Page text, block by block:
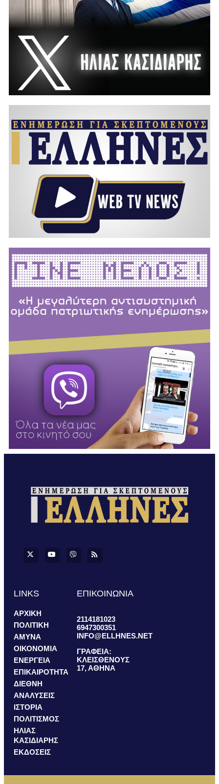
LINKS
ΑΡΧΙΚΗ
ΠΟΛΙΤΙΚΗ
ΑΜΥΝΑ
ΟΙΚΟΝΟΜΙΑ
ΕΝΕΡΓΕΙΑ
ΕΠΙΚΑΙΡΟΤΗΤΑ
ΔΙΕΘΝΗ
ΑΝΑΛΥΣΕΙΣ
ΙΣΤΟΡΙΑ
ΠΟΛΙΤΙΣΜΟΣ
ΗΛΙΑΣ
ΚΑΣΙΔΙΑΡΗΣ
ΕΚΔΟΣΕΙΣ
ΕΠΙΚΟΙΝΩΝΙΑ
2114181023
6947300351
INFO@ELLHNES.NET
ΓΡΑΦΕΙΑ:
ΚΛΕΙΣΘΕΝΟΥΣ
17, ΑΘΗΝΑ